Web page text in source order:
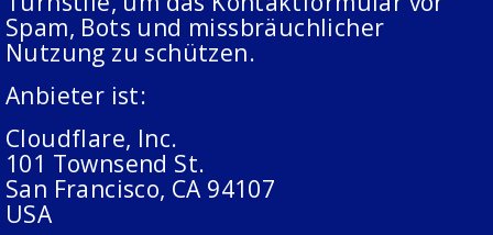
Spam, Bots und missbräuchlicher
Nutzung zu schützen.
Anbieter ist:
Cloudflare, Inc.
101 Townsend St.
San Francisco, CA 94107
USA